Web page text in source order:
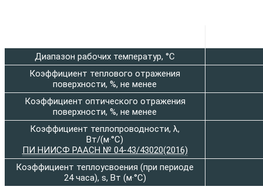
Диапазон рабочих температур, °C
Коэффициент теплового отражения
поверхности, %, не менее
Коэффициент оптического отражения
поверхности, %, не менее
Коэффициент теплопроводности, λ,
Вт/(м·°C)
ПИ НИИСФ РААСН № 04-43/43020(2016)
Коэффициент теплоусвоения (при периоде
24 часа), s, Вт (м·°C)